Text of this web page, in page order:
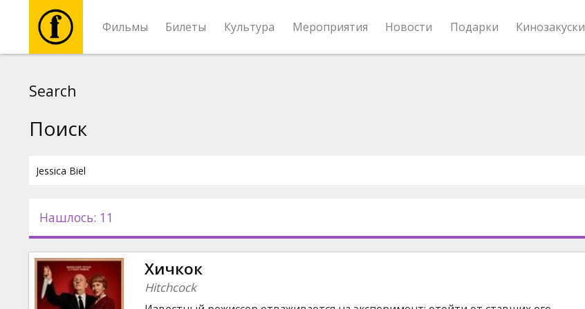
Фильмы Билеты Культура Мероприятия Новости Подарки Кинозакуски
Новости
Подарки
Search
Поиск
Нашлось: 11
Хичкок
Hitchcock